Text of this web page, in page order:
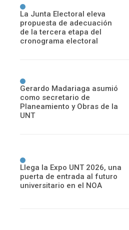
La Junta Electoral eleva
propuesta de adecuación
de la tercera etapa del
cronograma electoral
Gerardo Madariaga asumió
como secretario de
Planeamiento y Obras de la
UNT
Llega la Expo UNT 2026, una
puerta de entrada al futuro
universitario en el NOA